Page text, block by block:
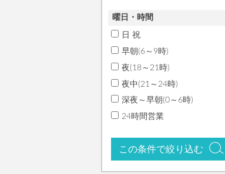
曜日・時間
日 祝
早朝(6～9時)
夜(18～21時)
夜中(21～24時)
深夜～早朝(0～6時)
24時間営業
この条件で絞り込む